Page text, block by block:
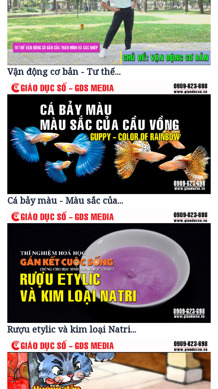
Vận động cơ bản - Tư thế...
Cá bảy màu - Màu sắc của...
Rượu etylic và kim loại Natri...